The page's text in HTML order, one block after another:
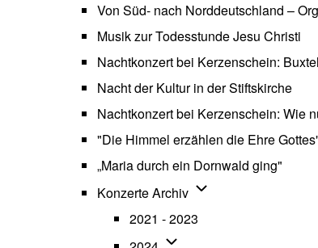
Von Süd- nach Norddeutschland –
Musik zur Todesstunde Jesu Christi
Nachtkonzert bei Kerzenschein:
Nacht der Kultur in der Stiftskirche
Nachtkonzert bei Kerzenschein: Wie
"Die Himmel erzählen die Ehre
„Maria durch ein Dornwald ging"
Konzerte Archiv Unternavigation von
2021 - 2023